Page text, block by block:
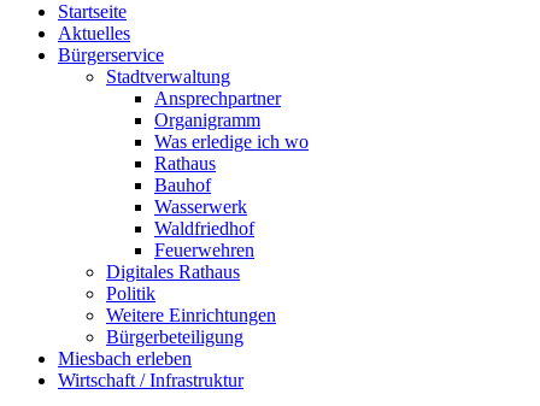
Startseite
Aktuelles
Bürgerservice
Stadtverwaltung
Ansprechpartner
Organigramm
Was erledige ich wo
Rathaus
Bauhof
Wasserwerk
Waldfriedhof
Feuerwehren
Digitales Rathaus
Politik
Weitere Einrichtungen
Bürgerbeteiligung
Miesbach erleben
Wirtschaft / Infrastruktur